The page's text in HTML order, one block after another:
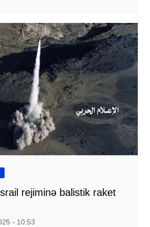
rejiminə balistik raket
- 10:53